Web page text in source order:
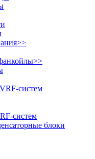
>>
>>
систем
систем
блоки